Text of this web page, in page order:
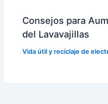
Consejos para
del Lavavajillas
Vida útil y reciclaje de